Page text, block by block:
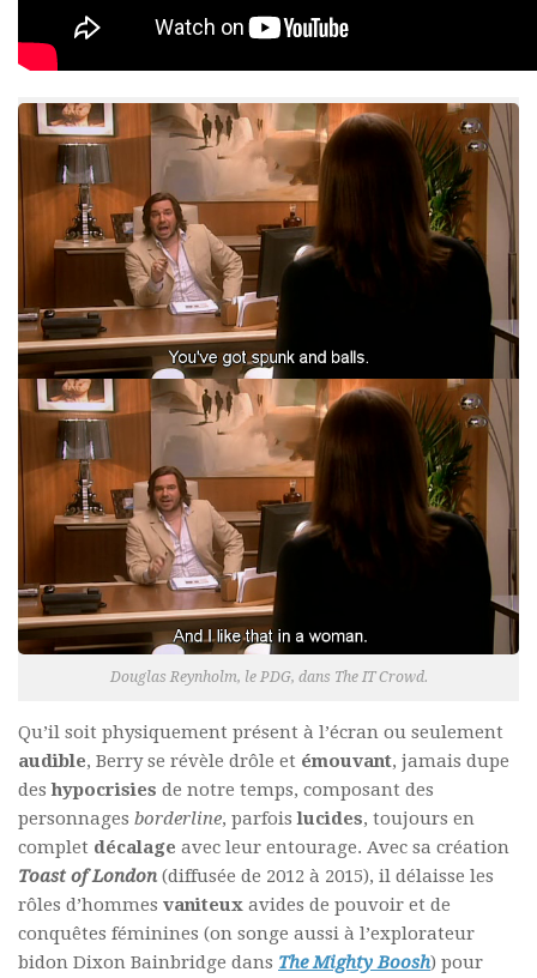
Douglas Reynholm, le PDG, dans The IT Crowd.
Qu’il soit physiquement présent à l’écran ou seulement
audible, Berry se révèle drôle et émouvant, jamais dupe
deshypocrisies de notre temps, composant des
personnages borderline, parfoislucides, toujours en
complet décalage avec leur entourage. Avec sa création
Toast of London (diffusée de 2012 à 2015), il délaisse les
rôles d’hommes vaniteux avides de pouvoir et de
conquêtes féminines (on songe aussi à l’explorateur
bidon Dixon Bainbridge dans The Mighty Boosh) pour